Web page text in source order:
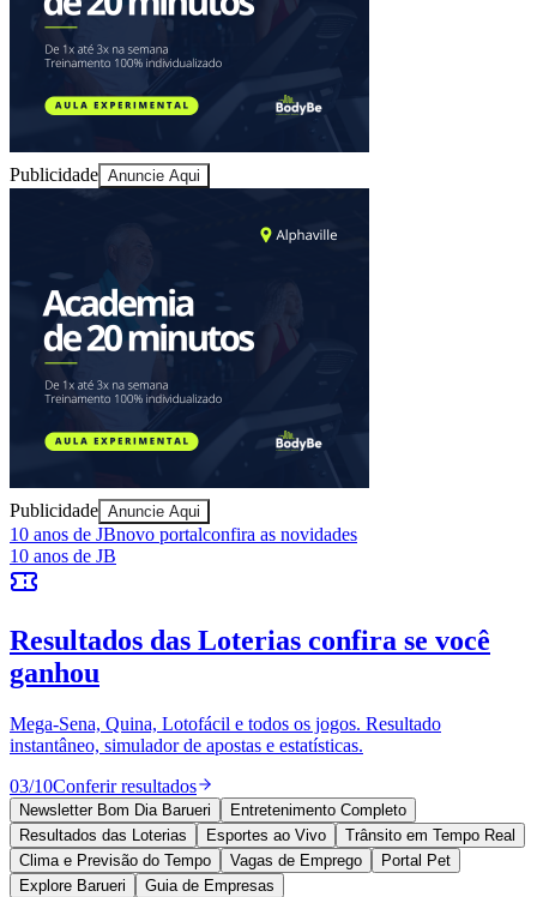
Athletico-PR
Publicidade Anuncie Aqui
Publicidade Anuncie Aqui